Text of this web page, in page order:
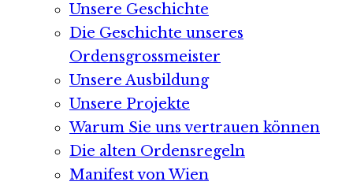
Unsere Geschichte
Die Geschichte unseres
Ordensgrossmeister
Unsere Ausbildung
Unsere Projekte
Warum Sie uns vertrauen können
Die alten Ordensregeln
Manifest von Wien